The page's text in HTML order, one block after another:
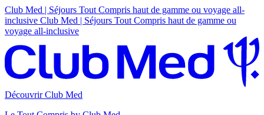
Club Med | Séjours Tout Compris haut de gamme ou voyage all-
inclusive Club Med | Séjours Tout Compris haut de gamme ou
voyage all-inclusive
Découvrir Club Med